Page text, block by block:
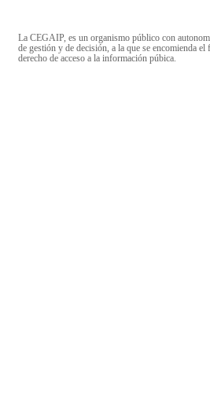
La CEGAIP, es un organismo público con
de gestión y de decisión, a la que se encomienda
derecho de acceso a la información púbica.